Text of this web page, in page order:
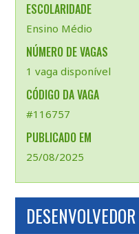
ESCOLARIDADE
Ensino Médio
NÚMERO DE VAGAS
1 vaga disponível
CÓDIGO DA VAGA
#116757
PUBLICADO EM
25/08/2025